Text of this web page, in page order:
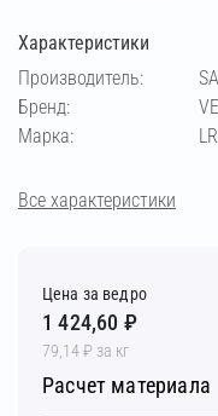
Характеристики
Производитель:
Бренд:
Марка:
Все характеристики
Цена за ведро
1 424,60 ₽
79,14 ₽ за кг
Расчет материала